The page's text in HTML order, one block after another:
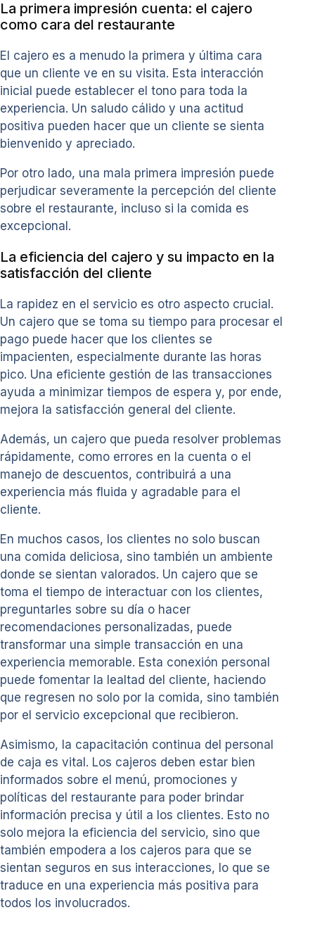
La primera impresión cuenta: el cajero
como cara del restaurante
El cajero es a menudo la primera y última cara
que un cliente ve en su visita. Esta interacción
inicial puede establecer el tono para toda la
experiencia. Un saludo cálido y una actitud
positiva pueden hacer que un cliente se sienta
bienvenido y apreciado.
Por otro lado, una mala primera impresión puede
perjudicar severamente la percepción del cliente
sobre el restaurante, incluso si la comida es
excepcional.
La eficiencia del cajero y su impacto en la
satisfacción del cliente
La rapidez en el servicio es otro aspecto crucial.
Un cajero que se toma su tiempo para procesar el
pago puede hacer que los clientes se
impacienten, especialmente durante las horas
pico. Una eficiente gestión de las transacciones
ayuda a minimizar tiempos de espera y, por ende,
mejora la satisfacción general del cliente.
Además, un cajero que pueda resolver problemas
rápidamente, como errores en la cuenta o el
manejo de descuentos, contribuirá a una
experiencia más fluida y agradable para el
cliente.
En muchos casos, los clientes no solo buscan
una comida deliciosa, sino también un ambiente
donde se sientan valorados. Un cajero que se
toma el tiempo de interactuar con los clientes,
preguntarles sobre su día o hacer
recomendaciones personalizadas, puede
transformar una simple transacción en una
experiencia memorable. Esta conexión personal
puede fomentar la lealtad del cliente, haciendo
que regresen no solo por la comida, sino también
por el servicio excepcional que recibieron.
Asimismo, la capacitación continua del personal
de caja es vital. Los cajeros deben estar bien
informados sobre el menú, promociones y
políticas del restaurante para poder brindar
información precisa y útil a los clientes. Esto no
solo mejora la eficiencia del servicio, sino que
también empodera a los cajeros para que se
sientan seguros en sus interacciones, lo que se
traduce en una experiencia más positiva para
todos los involucrados.